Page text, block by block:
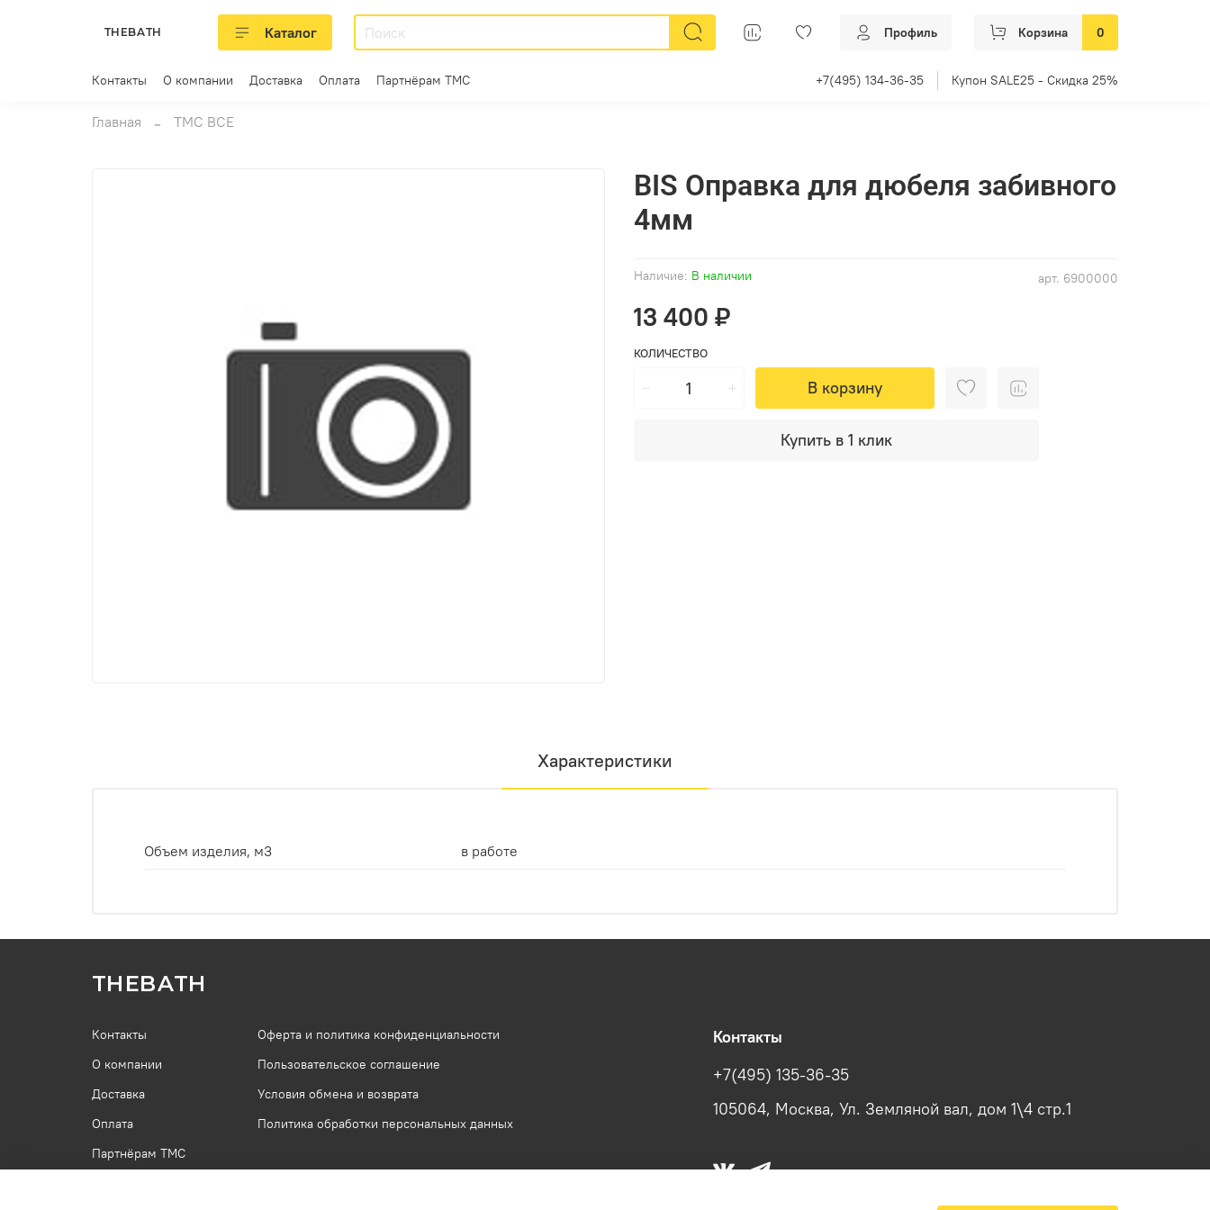
THEBATH Каталог Профиль Корзина 0
Контакты О компании Доставка Оплата Партнёрам ТМС +7(495) 134-36-35 Купон SALE25 - Скидка 25%
Главная ТМС ВСЕ
арт. 6900000
Наличие: В наличии
BIS Оправка для дюбеля забивного
4мм
13 400 ₽
КОЛИЧЕСТВО
В корзину
Купить в 1 клик
Характеристики
Объем изделия, м3 в работе
THEBATH
Контакты
О компании
Доставка
Оплата
Партнёрам ТМС
Оферта и политика конфиденциальности
Пользовательское соглашение
Условия обмена и возврата
Политика обработки персональных данных
Контакты
+7(495) 135-36-35
105064, Москва, Ул. Земляной вал, дом 1\4 стр.1